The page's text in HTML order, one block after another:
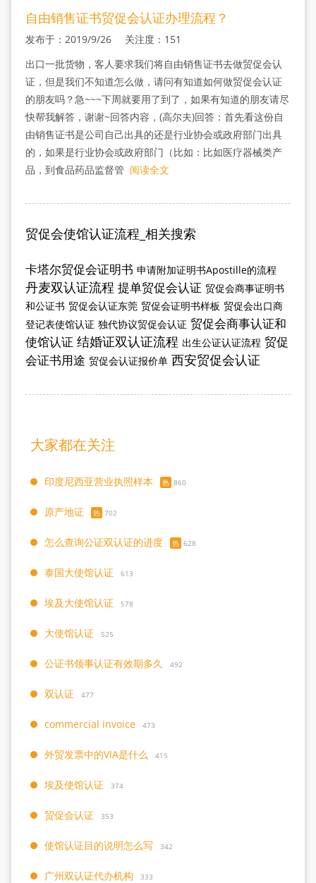
自由销售证书贸促会认证办理流程？
发布于：2019/9/26 关注度：151
出口一批货物，客人要求我们将自由销售证书去做贸促会认
证，但是我们不知道怎么做，请问有知道如何做贸促会认证
的朋友吗？急~~~下周就要用了到了，如果有知道的朋友请尽
快帮我解答，谢谢~回答内容，(高尔夫)回答：首先看这份自
由销售证书是公司自己出具的还是行业协会或政府部门出具
的，如果是行业协会或政府部门（比如：比如医疗器械类产
品，到食品药品监督管 阅读全文
贸促会使馆认证流程_相关搜索
卡塔尔贸促会证明书 申请附加证明书Apostille的流程
丹麦双认证流程 提单贸促会认证 贸促会商事证明书
和公证书 贸促会认证东莞 贸促会证明书样板 贸促会出口商
登记表使馆认证 独代协议贸促会认证 贸促会商事认证和
使馆认证 结婚证双认证流程 出生公证认证流程 贸促
会证书用途 贸促会认证报价单 西安贸促会认证
大家都在关注
印度尼西亚营业执照样本 热 860
原产地证 热 702
怎么查询公证双认证的进度 热 628
泰国大使馆认证 613
埃及大使馆认证 578
大使馆认证 525
公证书领事认证有效期多久 492
双认证 477
commercial invoice 473
外贸发票中的VIA是什么 415
埃及使馆认证 374
贸促会认证 353
使馆认证目的说明怎么写 342
广州双认证代办机构 333